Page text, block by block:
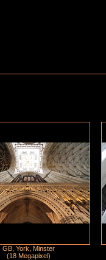
GB, York, Minster
(18 Megapixel)